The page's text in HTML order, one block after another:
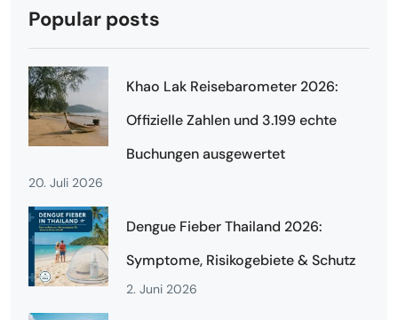
Popular posts
Khao Lak Reisebarometer 2026:
Offizielle Zahlen und 3.199 echte
Buchungen ausgewertet
20. Juli 2026
Dengue Fieber Thailand 2026:
Symptome, Risikogebiete & Schutz
2. Juni 2026